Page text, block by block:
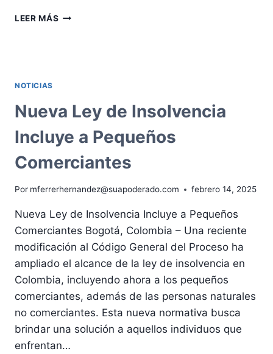
LEER MÁS NUEVA
¿AVANCE
REAL
MEDIDA
INSUFICIENTE?”
NOTICIAS
Nueva Ley de Insolvencia
Incluye a Pequeños
Comerciantes
Por mferrerhernandez@suapoderado.com febrero 14, 2025
Nueva Ley de Insolvencia Incluye a Pequeños
Comerciantes Bogotá, Colombia – Una reciente
modificación al Código General del Proceso ha
ampliado el alcance de la ley de insolvencia en
Colombia, incluyendo ahora a los pequeños
comerciantes, además de las personas naturales
no comerciantes. Esta nueva normativa busca
brindar una solución a aquellos individuos que
enfrentan…